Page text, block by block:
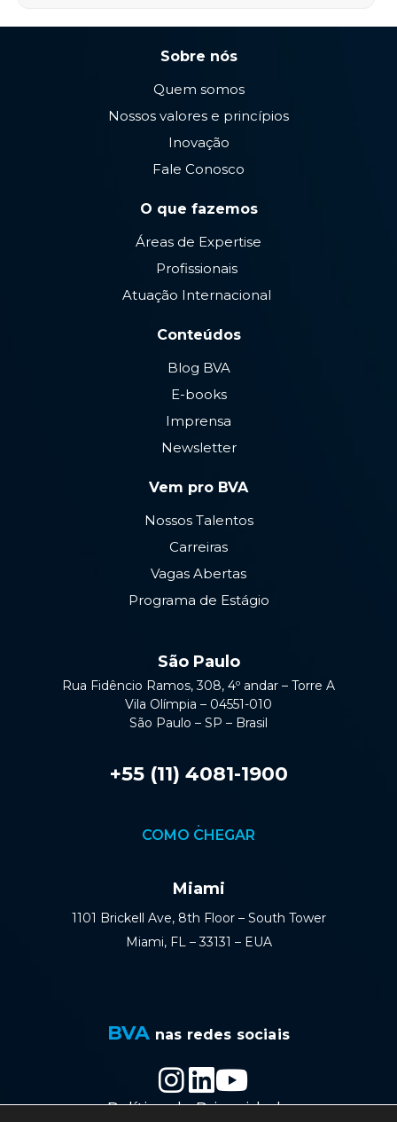
Sobre nós
Quem somos
Nossos valores e princípios
Inovação
Fale Conosco
O que fazemos
Áreas de Expertise
Profissionais
Atuação Internacional
Conteúdos
Blog BVA
E-books
Imprensa
Newsletter
Vem pro BVA
Nossos Talentos
Carreiras
Vagas Abertas
Programa de Estágio
São Paulo
Rua Fidêncio Ramos, 308, 4º andar – Torre A
Vila Olímpia – 04551-010
São Paulo – SP – Brasil
+55 (11) 4081-1900
COMO CHEGAR
Miami
1101 Brickell Ave, 8th Floor – South Tower
Miami, FL – 33131 – EUA
BVA nas redes sociais
Política de Privacidade